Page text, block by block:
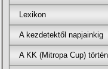
Lexikon
A kezdetektől napjainkig
A KK (Mitropa Cup)